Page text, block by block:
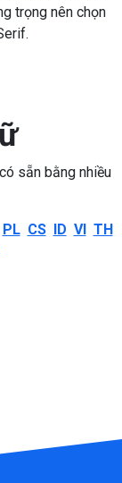
trọng nên chọn
sẵn bằng nhiều
PL CS ID VI TH